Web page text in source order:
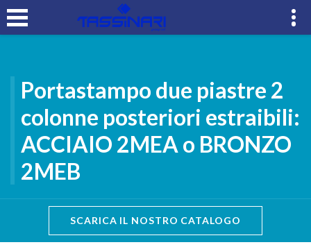
Portastampo due piastre 2
colonne posteriori estraibili:
ACCIAIO 2MEA o BRONZO
2MEB
SCARICA IL NOSTRO CATALOGO